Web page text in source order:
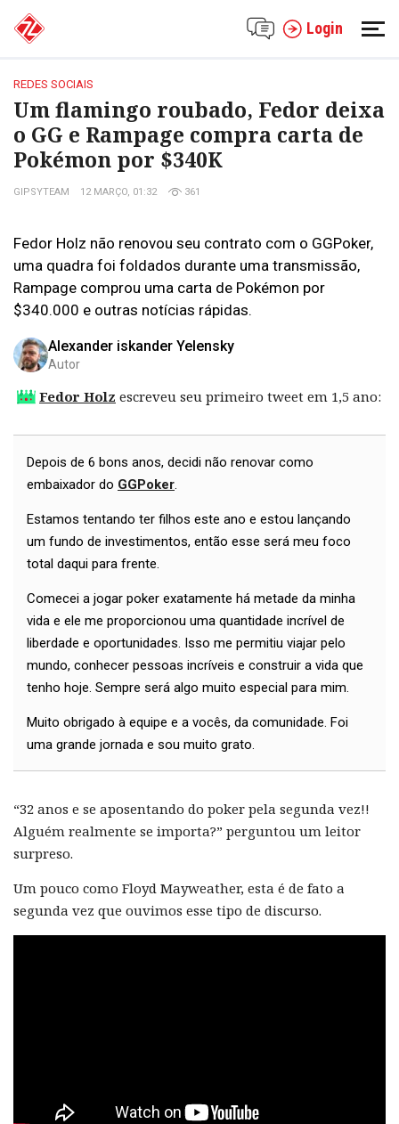
Login
REDES SOCIAIS
Um flamingo roubado, Fedor deixa
o GG e Rampage compra carta de
Pokémon por $340K
GIPSYTEAM 12 MARÇO, 01:32 361
Fedor Holz não renovou seu contrato com o GGPoker,
uma quadra foi foldados durante uma transmissão,
Rampage comprou uma carta de Pokémon por
$340.000 e outras notícias rápidas.
Alexander iskander Yelensky
Autor
Fedor Holz escreveu seu primeiro tweet em 1,5 ano:
Depois de 6 bons anos, decidi não renovar como
embaixador do GGPoker.
Estamos tentando ter filhos este ano e estou lançando
um fundo de investimentos, então esse será meu foco
total daqui para frente.
Comecei a jogar poker exatamente há metade da minha
vida e ele me proporcionou uma quantidade incrível de
liberdade e oportunidades. Isso me permitiu viajar pelo
mundo, conhecer pessoas incríveis e construir a vida que
tenho hoje. Sempre será algo muito especial para mim.
Muito obrigado à equipe e a vocês, da comunidade. Foi
uma grande jornada e sou muito grato.
“32 anos e se aposentando do poker pela segunda vez!!
Alguém realmente se importa?” perguntou um leitor
surpreso.
Um pouco como Floyd Mayweather, esta é de fato a
segunda vez que ouvimos esse tipo de discurso.